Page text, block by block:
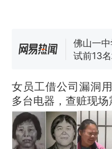
已叫停
核查
台风"白
力已达
43.98万
热 那个
因老师
人生
女员工借公司漏洞
多台电器，查赃现场